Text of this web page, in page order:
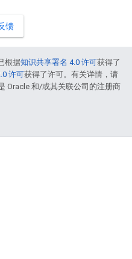
馈
根据知识共享署名 4.0 许可获得了
许可获得了许可。有关详情，请
Oracle 和/或其关联公司的注册商